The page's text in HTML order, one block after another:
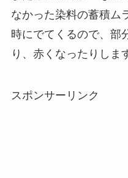
なかった染料の蓄積ム
時にでてくるので、部
り、赤くなったりしま
スポンサーリンク